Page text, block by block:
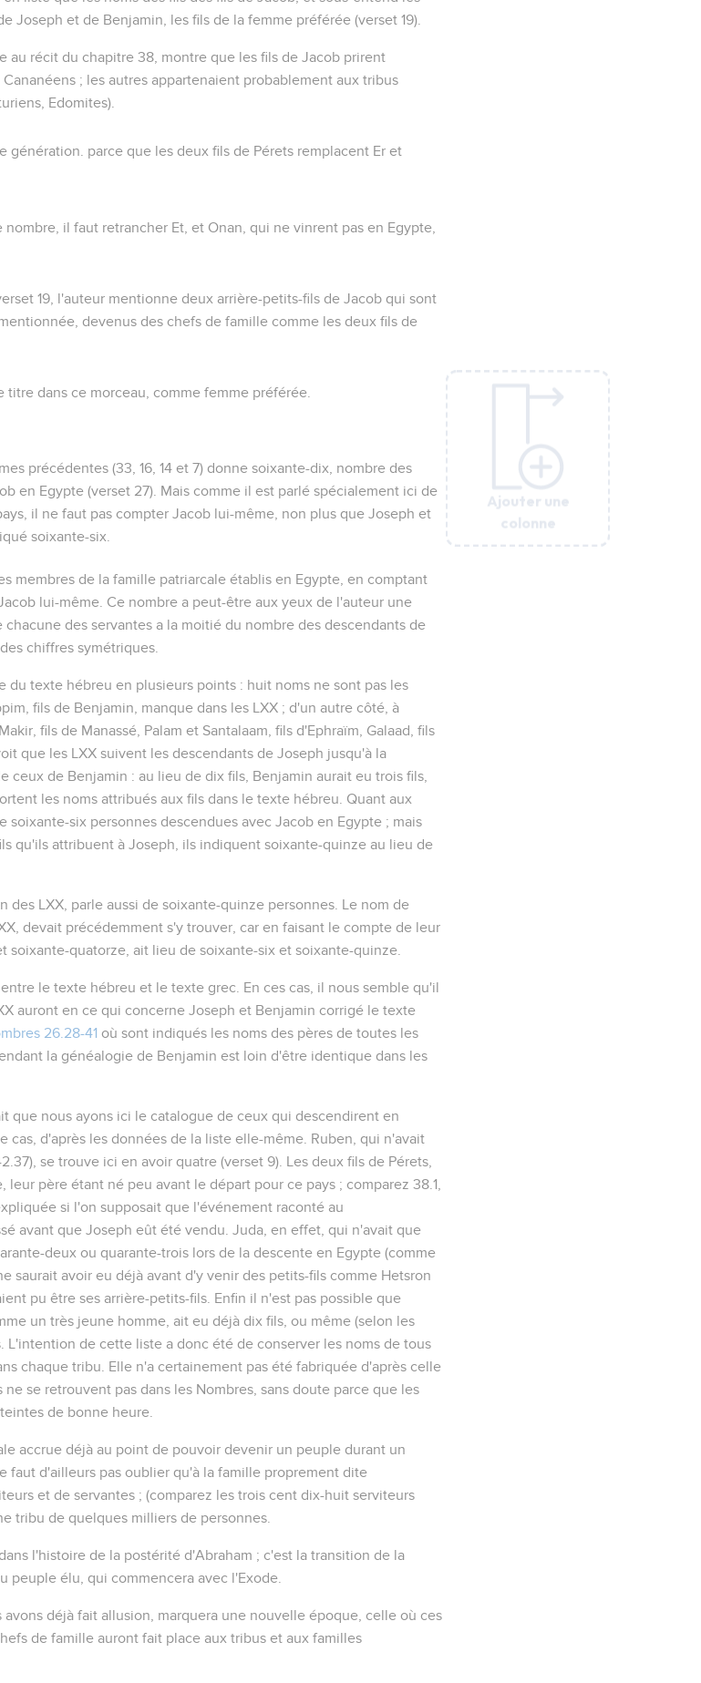
Ajouter une
colonne
Joseph et de Benjamin, les fils de la femme préférée (verset 19).
au récit du chapitre 38, montre que les fils de Jacob prirent
; les autres appartenaient probablement aux tribus
Edomites).
génération. parce que les deux fils de Pérets remplacent Er et
nombre, il faut retrancher Et, et Onan, qui ne vinrent pas en Egypte,
19, l'auteur mentionne deux arrière-petits-fils de Jacob qui sont
devenus des chefs de famille comme les deux fils de
titre dans ce morceau, comme femme préférée.
précédentes (33, 16, 14 et 7) donne soixante-dix, nombre des
en Egypte (verset 27). Mais comme il est parlé spécialement ici de
il ne faut pas compter Jacob lui-même, non plus que Joseph et
soixante-six.
membres de la famille patriarcale établis en Egypte, en comptant
lui-même. Ce nombre a peut-être aux yeux de l'auteur une
des servantes a la moitié du nombre des descendants de
chiffres symétriques.
du texte hébreu en plusieurs points : huit noms ne sont pas les
fils de Benjamin, manque dans les LXX ; d'un autre côté, à
fils de Manassé, Palam et Santalaam, fils d'Ephraïm, Galaad, fils
que les LXX suivent les descendants de Joseph jusqu'à la
ceux de Benjamin : au lieu de dix fils, Benjamin aurait eu trois fils,
les noms attribués aux fils dans le texte hébreu. Quant aux
soixante-six personnes descendues avec Jacob en Egypte ; mais
qu'ils attribuent à Joseph, ils indiquent soixante-quinze au lieu de
des LXX, parle aussi de soixante-quinze personnes. Le nom de
devait précédemment s'y trouver, car en faisant le compte de leur
soixante-quatorze, ait lieu de soixante-six et soixante-quinze.
le texte hébreu et le texte grec. En ces cas, il nous semble qu'il
auront en ce qui concerne Joseph et Benjamin corrigé le texte
26.28-41 où sont indiqués les noms des pères de toutes les
la généalogie de Benjamin est loin d'être identique dans les
que nous ayons ici le catalogue de ceux qui descendirent en
cas, d'après les données de la liste elle-même. Ruben, qui n'avait
), se trouve ici en avoir quatre (verset 9). Les deux fils de Pérets,
leur père étant né peu avant le départ pour ce pays ; comparez 38.1
si l'on supposait que l'événement raconté au
avant que Joseph eût été vendu. Juda, en effet, qui n'avait que
deux ou quarante-trois lors de la descente en Egypte (comme
ne saurait avoir eu déjà avant d'y venir des petits-fils comme Hetsron
pu être ses arrière-petits-fils. Enfin il n'est pas possible que
un très jeune homme, ait eu déjà dix fils, ou même (selon les
L'intention de cette liste a donc été de conserver les noms de tous
chaque tribu. Elle n'a certainement pas été fabriquée d'après celle
ne se retrouvent pas dans les Nombres, sans doute parce que les
de bonne heure.
accrue déjà au point de pouvoir devenir un peuple durant un
faut d'ailleurs pas oublier qu'à la famille proprement dite
et de servantes ; (comparez les trois cent dix-huit serviteurs
tribu de quelques milliers de personnes.
l'histoire de la postérité d'Abraham ; c'est la transition de la
peuple élu, qui commencera avec l'Exode.
avons déjà fait allusion, marquera une nouvelle époque, celle où ces
de famille auront fait place aux tribus et aux familles
Ajouter une
colonne
Ajouter une
colonne
Ajouter une
colonne
Ajouter une
colonne